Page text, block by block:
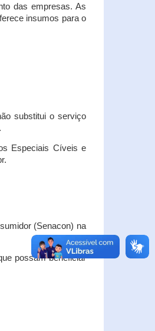
das empresas. As
insumos para o
substitui o serviço
Especiais Cíveis e
(Senacon) na
possam beneficiar